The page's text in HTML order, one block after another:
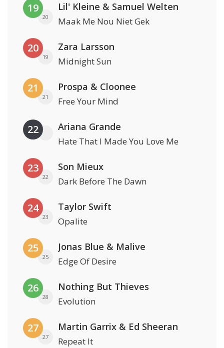
19
20
Lil' Kleine & Samuel Welten
Maak Me Nou Niet Gek
20
19
Zara Larsson
Midnight Sun
21
21
Prospa & Cloonee
Free Your Mind
22 Ariana Grande
Hate That I Made You Love Me
23
22
Son Mieux
Dark Before The Dawn
24
23
Taylor Swift
Opalite
25
25
Jonas Blue & Malive
Edge Of Desire
26
28
Nothing But Thieves
Evolution
27
27
Martin Garrix & Ed Sheeran
Repeat It